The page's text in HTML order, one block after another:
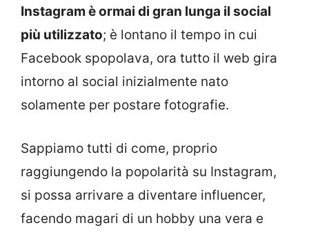
Instagram è ormai di gran lunga il social
più utilizzato; è lontano il tempo in cui
Facebook spopolava, ora tutto il web gira
intorno al social inizialmente nato
solamente per postare fotografie.
Sappiamo tutti di come, proprio
raggiungendo la popolarità su Instagram,
si possa arrivare a diventare influencer,
facendo magari di un hobby una vera e